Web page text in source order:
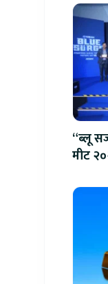
“ब्लू
मीट